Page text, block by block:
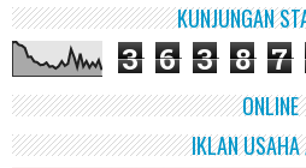
KUNJUNGAN
3 6 3 8 7
ONLINE
IKLAN USAHA